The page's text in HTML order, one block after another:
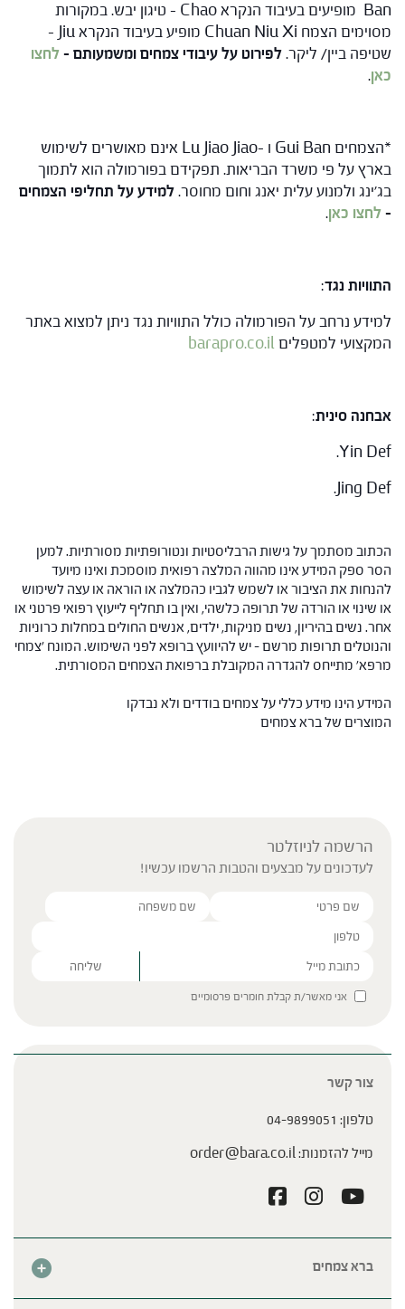
Ban מופיעים בעיבוד הנקרא Chao – טיגון יבש. במקורות
מסוימים הצמח Chuan Niu Xi מופיע בעיבוד הנקרא Jiu –
שטיפה ביין/ ליקר.לפירוט על עיבודי צמחים ומשמעותם –לחצו
כאן.
*הצמחים Gui Ban ו –Lu Jiao Jiao אינם מאושרים לשימוש
בארץ על פי משרד הבריאות. תפקידם בפורמולה הוא לתמוך
בג'ינג ולמנוע עלית יאנג וחום מחוסר.למידע על תחליפי הצמחים
–לחצו כאן.
התוויות נגד:
למידע נרחב על הפורמולה כולל התוויות נגד ניתן למצוא באתר
המקצועי למטפליםbarapro.co.il
אבחנה סינית:
Yin Def.
Jing Def.
הכתוב מסתמך על גישות הרבליסטיות ונטורופתיות מסורתיות. למען
הסר ספק המידע אינו מהווה המלצה רפואית מוסמכת ואינו מיועד
להנחות את הציבור או לשמש לגביו כהמלצה או הוראה או עצה לשימוש
או שינוי או הורדה של תרופה כלשהי, ואין בו תחליף לייעוץ רפואי פרטני או
אחר. נשים בהיריון, נשים מניקות, ילדים, אנשים החולים במחלות כרוניות
והנוטלים תרופות מרשם – יש להיוועץ ברופא לפני השימוש. המונח 'צמחי
מרפא' מתייחס להגדרה המקובלת ברפואת הצמחים המסורתית.
המידע הינו מידע כללי על צמחים בודדים ולא נבדקו
המוצרים של ברא צמחים
הרשמה לניוזלטר
לעדכונים על מבצעים והטבות הרשמו עכשיו!
Please leave this field empty.
אני מאשר/ת קבלת חומרים פרסומיים
ברא צמחים
צור קשר
טלפון: 04-9899051
מייל להזמנות:order@bara.co.il